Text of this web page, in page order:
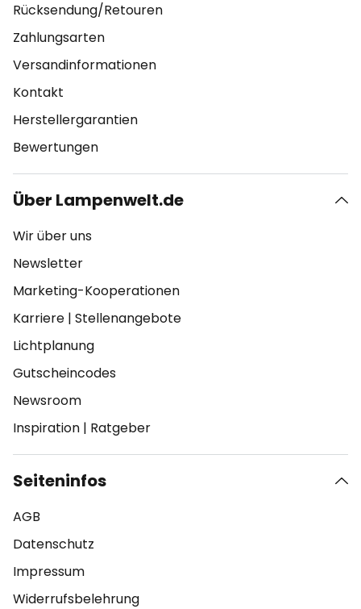
Rücksendung/Retouren
Zahlungsarten
Versandinformationen
Kontakt
Herstellergarantien
Bewertungen
Über Lampenwelt.de
Wir über uns
Newsletter
Marketing-Kooperationen
Karriere | Stellenangebote
Lichtplanung
Gutscheincodes
Newsroom
Inspiration | Ratgeber
Seiteninfos
AGB
Datenschutz
Impressum
Widerrufsbelehrung